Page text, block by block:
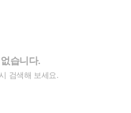
습니다.
검색해 보세요.